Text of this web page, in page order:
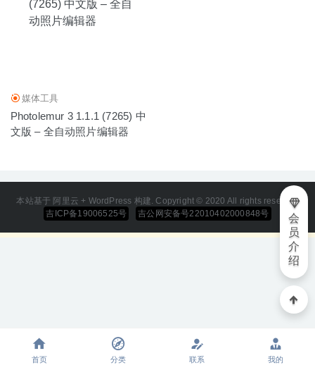
媒体工具
Photolemur 3 1.1.1 (7265) 中
文版 – 全自动照片编辑器
本站基于 阿里云 + WordPress 构建. Copyright © 2020 All rights reserved
吉ICP备19006525号
吉公网安备号22010402000848号
会
员
介
绍
Macx Video Converter Pro 6.5.0 for Mac中文破解版–功能
强大的视频格式转换工具
首页 分类 联系 我的